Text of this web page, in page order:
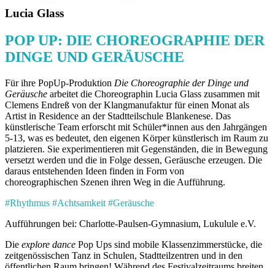
Lucia Glass
POP UP: DIE CHOREOGRAPHIE DER
DINGE UND GERÄUSCHE
Für ihre PopUp-Produktion Die Choreographie der Dinge und
Geräusche arbeitet die Choreographin Lucia Glass zusammen mit
Clemens Endreß von der Klangmanufaktur für einen Monat als
Artist in Residence an der Stadtteilschule Blankenese. Das
künstlerische Team erforscht mit Schüler*innen aus den Jahrgängen
5-13, was es bedeutet, den eigenen Körper künstlerisch im Raum zu
platzieren. Sie experimentieren mit Gegenständen, die in Bewegung
versetzt werden und die in Folge dessen, Geräusche erzeugen. Die
daraus entstehenden Ideen finden in Form von
choreographischen Szenen ihren Weg in die Aufführung.
#Rhythmus #Achtsamkeit #Geräusche
Aufführungen bei: Charlotte-Paulsen-Gymnasium, Lukulule e.V.
Die explore dance Pop Ups sind mobile Klassenzimmerstücke, die
zeit­genössischen Tanz in Schulen, Stadtteilzentren und in den